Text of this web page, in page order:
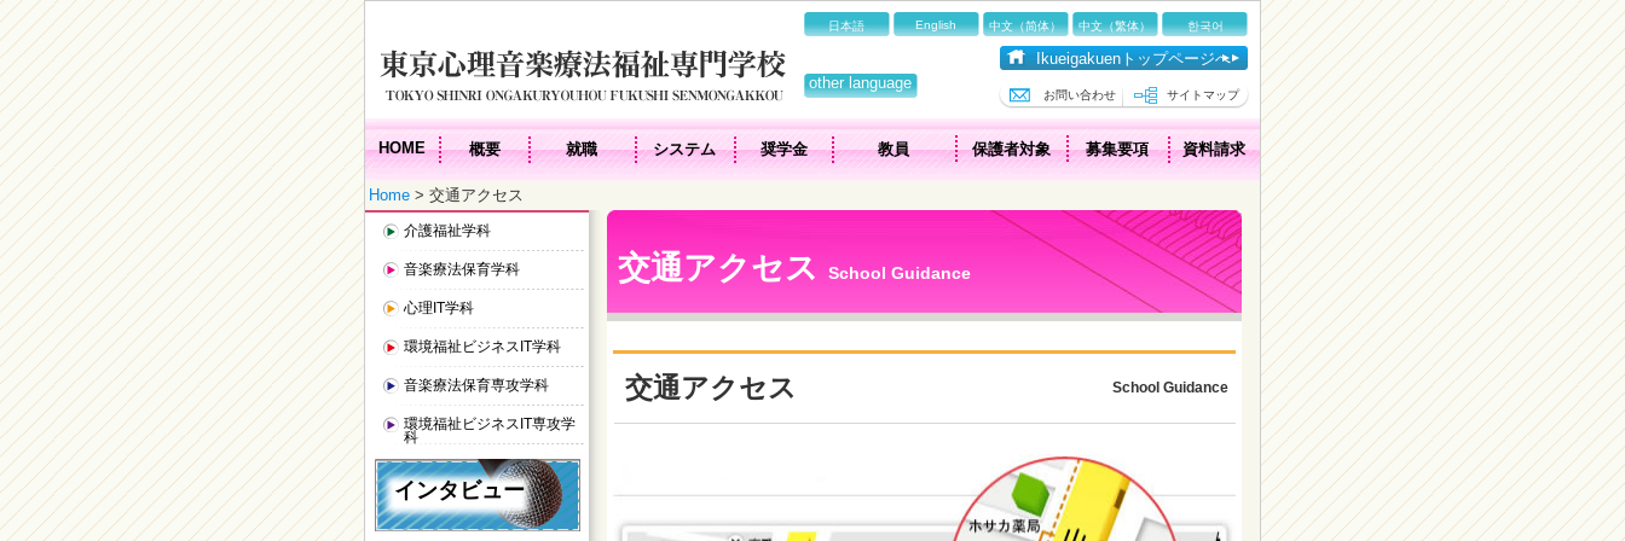
Ikueigakuenトップページへ
お問い合わせ サイトマップ
日本語 English 中文（简体） 中文（繁体） 한국어
other language
HOME 概要 就職 システム 奨学金 教員 保護者対象 募集要項 資料請求
Home > 交通アクセス
交通アクセス School Guidance
交通アクセス School Guidance
介護福祉学科
音楽療法保育学科
心理IT学科
環境福祉ビジネスIT学科
音楽療法保育専攻学科
環境福祉ビジネスIT専攻学
科
インタビュー